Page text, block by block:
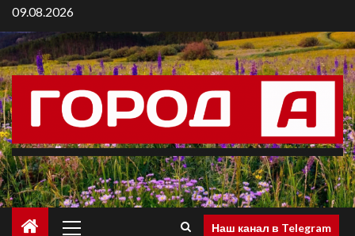
09.08.2026
Наш канал в Telegram